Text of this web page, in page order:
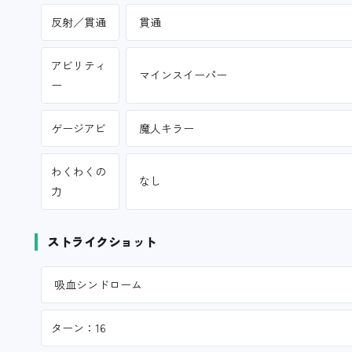
反射／貫通 貫通
アビリティ
ー
マインスイーパー
ゲージアビ 魔人キラー
わくわくの
力
なし
ストライクショット
吸血シンドローム
ターン：16